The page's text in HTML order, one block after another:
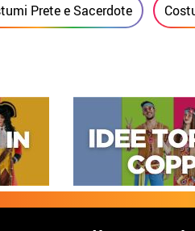
Prete e Sacerdote